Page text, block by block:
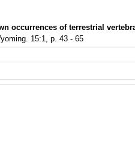
occurrences of terrestrial
15:1, p. 43 - 65